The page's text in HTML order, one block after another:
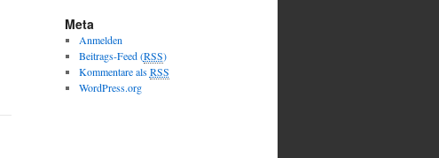
Meta
Anmelden
Beitrags-Feed (RSS)
Kommentare alsRSS
WordPress.org